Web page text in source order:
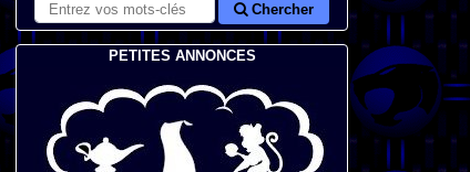
Chercher
PETITES ANNONCES